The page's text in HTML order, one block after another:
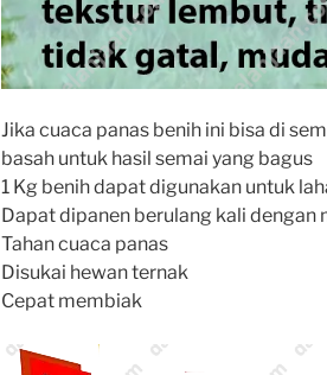
Jika cuaca panas benih ini bisa di
basah untuk hasil semai yang bagus
1 Kg benih dapat digunakan untuk
Dapat dipanen berulang kali dengan
Tahan cuaca panas
Disukai hewan ternak
Cepat membiak